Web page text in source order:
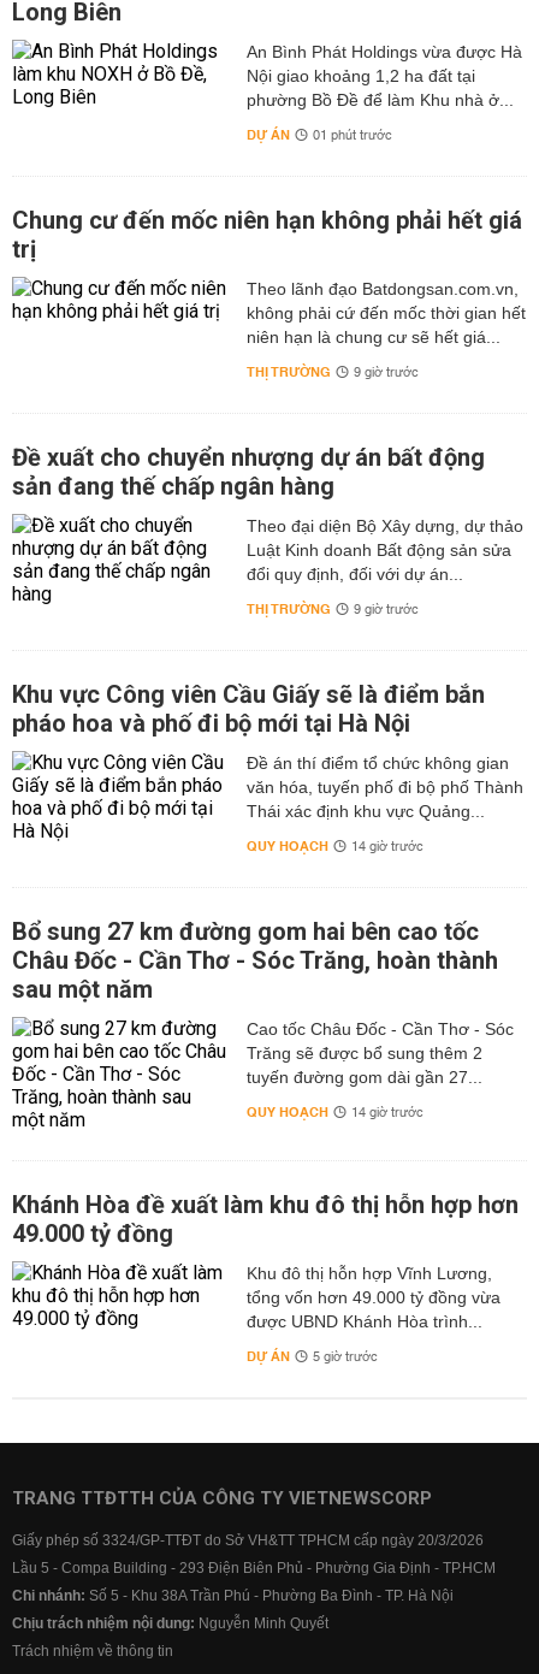
Long Biên
An Bình Phát Holdings vừa được Hà
Nội giao khoảng 1,2 ha đất tại
phường Bồ Đề để làm Khu nhà ở...
DỰ ÁN 01 phút trước
Chung cư đến mốc niên hạn không phải hết giá
trị
Theo lãnh đạo Batdongsan.com.vn,
không phải cứ đến mốc thời gian hết
niên hạn là chung cư sẽ hết giá...
THỊ TRƯỜNG 9 giờ trước
Đề xuất cho chuyển nhượng dự án bất động
sản đang thế chấp ngân hàng
Theo đại diện Bộ Xây dựng, dự thảo
Luật Kinh doanh Bất động sản sửa
đổi quy định, đối với dự án...
THỊ TRƯỜNG 9 giờ trước
Khu vực Công viên Cầu Giấy sẽ là điểm bắn
pháo hoa và phố đi bộ mới tại Hà Nội
Đề án thí điểm tổ chức không gian
văn hóa, tuyến phố đi bộ phố Thành
Thái xác định khu vực Quảng...
QUY HOẠCH 14 giờ trước
Bổ sung 27 km đường gom hai bên cao tốc
Châu Đốc - Cần Thơ - Sóc Trăng, hoàn thành
sau một năm
Cao tốc Châu Đốc - Cần Thơ - Sóc
Trăng sẽ được bổ sung thêm 2
tuyến đường gom dài gần 27...
QUY HOẠCH 14 giờ trước
Khánh Hòa đề xuất làm khu đô thị hỗn hợp hơn
49.000 tỷ đồng
Khu đô thị hỗn hợp Vĩnh Lương,
tổng vốn hơn 49.000 tỷ đồng vừa
được UBND Khánh Hòa trình...
DỰ ÁN 5 giờ trước
TRANG TTĐTTH CỦA CÔNG TY VIETNEWSCORP
Giấy phép số 3324/GP-TTĐT do Sở VH&TT TPHCM cấp ngày 20/3/2026
Lầu 5 - Compa Building - 293 Điện Biên Phủ - Phường Gia Định - TP.HCM
Chi nhánh: Số 5 - Khu 38A Trần Phú - Phường Ba Đình - TP. Hà Nội
Chịu trách nhiệm nội dung: Nguyễn Minh Quyết
Trách nhiệm về thông tin